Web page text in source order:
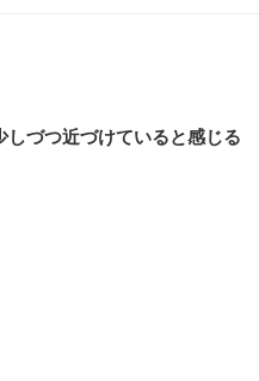
しづつ近づけていると感じる